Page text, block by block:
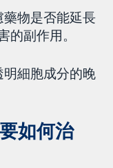
藥物是否能延長
的副作用。
明細胞成分的晚
如何治